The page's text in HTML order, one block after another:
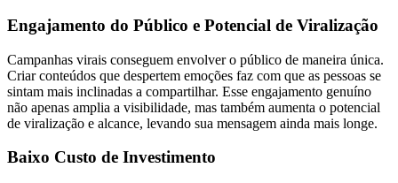
Engajamento do Público e Potencial de Viralização
Campanhas virais conseguem envolver o público de maneira única.
Criar conteúdos que despertem emoções faz com que as pessoas se
sintam mais inclinadas a compartilhar. Esse engajamento genuíno
não apenas amplia a visibilidade, mas também aumenta o potencial
de viralização e alcance, levando sua mensagem ainda mais longe.
Baixo Custo de Investimento